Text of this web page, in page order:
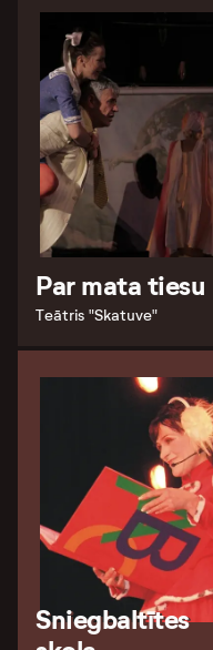
Par mata tiesu
Teātris "Skatuve"
Sniegbaltītes